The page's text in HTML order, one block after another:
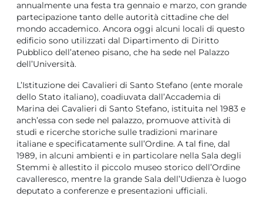
annualmente una festa tra gennaio e marzo, con grande
partecipazione tanto delle autorità cittadine che del
mondo accademico. Ancora oggi alcuni locali di questo
edificio sono utilizzati dal Dipartimento di Diritto
Pubblico dell’ateneo pisano, che ha sede nel Palazzo
dell’Università.
L’Istituzione dei Cavalieri di Santo Stefano (ente morale
dello Stato italiano), coadiuvata dall’Accademia di
Marina dei Cavalieri di Santo Stefano, istituita nel 1983 e
anch’essa con sede nel palazzo, promuove attività di
studi e ricerche storiche sulle tradizioni marinare
italiane e specificatamente sull’Ordine. A tal fine, dal
1989, in alcuni ambienti e in particolare nella Sala degli
Stemmi è allestito il piccolo museo storico dell’Ordine
cavalleresco, mentre la grande Sala dell’Udienza è luogo
deputato a conferenze e presentazioni ufficiali.